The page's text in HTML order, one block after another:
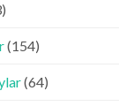
(154)
(64)